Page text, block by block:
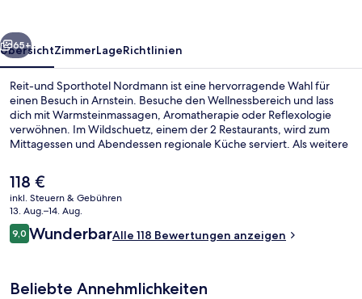
Weiter
65+
ÜbersichtZimmerLageRichtlinien
Reit-und Sporthotel Nordmann ist eine hervorragende Wahl für
einen Besuch in Arnstein. Besuche den Wellnessbereich und lass
dich mit Warmsteinmassagen, Aromatherapie oder Reflexologie
verwöhnen. Im Wildschuetz, einem der 2 Restaurants, wird zum
Mittagessen und Abendessen regionale Küche serviert. Als weitere
einen Strömungskanal und eine Loungebar.
Der
aktuelle
Preis
beträgt
118 €.
118 €
inkl. Steuern & Gebühren
13. Aug.–14. Aug.
Bewertungen
9,09,0 von 10.
WunderbarAlle 118 Bewertungen anzeigen
Beliebte Annehmlichkeiten